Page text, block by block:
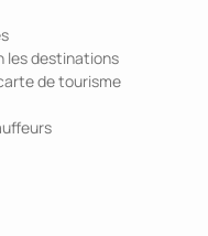
les destinations
de tourisme